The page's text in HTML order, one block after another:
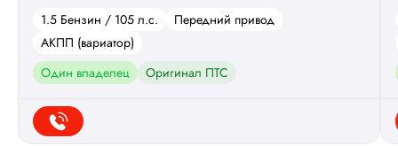
1.5 Бензин / 105 л.с.
Передний привод
АКПП (вариатор)
Один владелец
Оригинал ПТС